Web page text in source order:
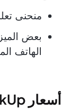
منحنى
بعض
الهاتف
أسعار ClickUp